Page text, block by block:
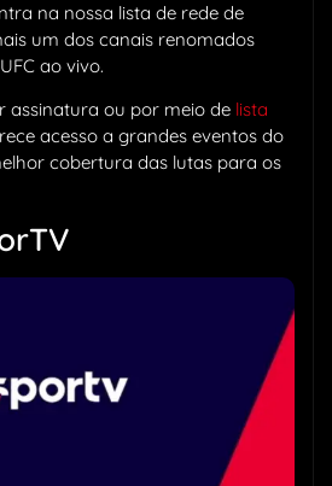
na nossa lista de rede de
um dos canais renomados
ao vivo.
assinatura ou por meio de lista
acesso a grandes eventos do
cobertura das lutas para os